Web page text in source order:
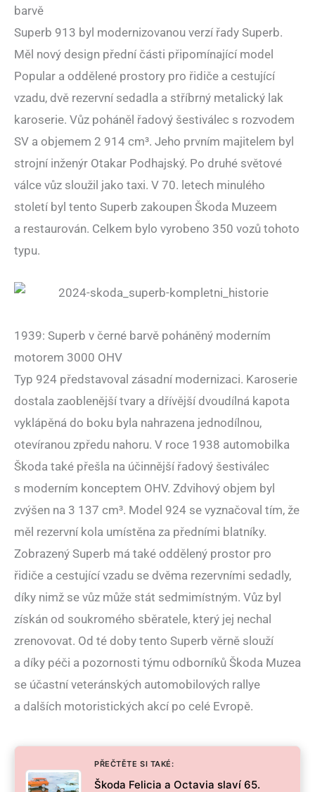
barvě
Superb 913 byl modernizovanou verzí řady Superb.
Měl nový design přední části připomínající model
Popular a oddělené prostory pro řidiče a cestující
vzadu, dvě rezervní sedadla a stříbrný metalický lak
karoserie. Vůz poháněl řadový šestiválec s rozvodem
SV a objemem 2 914 cm³. Jeho prvním majitelem byl
strojní inženýr Otakar Podhajský. Po druhé světové
válce vůz sloužil jako taxi. V 70. letech minulého
století byl tento Superb zakoupen Škoda Muzeem
a restaurován. Celkem bylo vyrobeno 350 vozů tohoto
typu.
1939: Superb v černé barvě poháněný moderním
motorem 3000 OHV
Typ 924 představoval zásadní modernizaci. Karoserie
dostala zaoblenější tvary a dřívější dvoudílná kapota
vyklápěná do boku byla nahrazena jednodílnou,
otevíranou zpředu nahoru. V roce 1938 automobilka
Škoda také přešla na účinnější řadový šestiválec
s moderním konceptem OHV. Zdvihový objem byl
zvýšen na 3 137 cm³. Model 924 se vyznačoval tím, že
měl rezervní kola umístěna za předními blatníky.
Zobrazený Superb má také oddělený prostor pro
řidiče a cestující vzadu se dvěma rezervními sedadly,
díky nimž se vůz může stát sedmimístným. Vůz byl
získán od soukromého sběratele, který jej nechal
zrenovovat. Od té doby tento Superb věrně slouží
a díky péči a pozornosti týmu odborníků Škoda Muzea
se účastní veteránských automobilových rallye
a dalších motoristických akcí po celé Evropě.
PŘEČTĚTE SI TAKÉ:
Škoda Felicia a Octavia slaví 65.